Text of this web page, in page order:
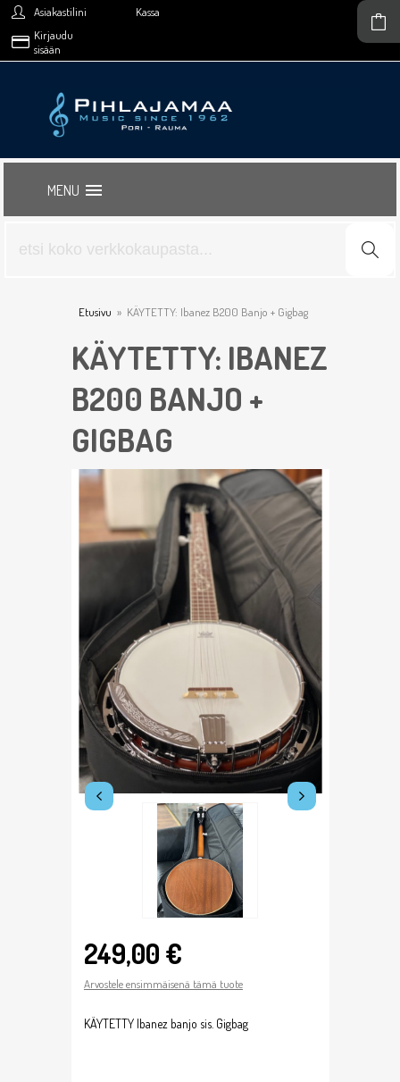
Asiakastilini
Kassa
Kirjaudu
sisään
MENU
Etusivu » KÄYTETTY: Ibanez B200 Banjo + Gigbag
KÄYTETTY: IBANEZ
B200 BANJO +
GIGBAG
249,00 €
Arvostele ensimmäisenä tämä tuote
KÄYTETTY Ibanez banjo sis. Gigbag